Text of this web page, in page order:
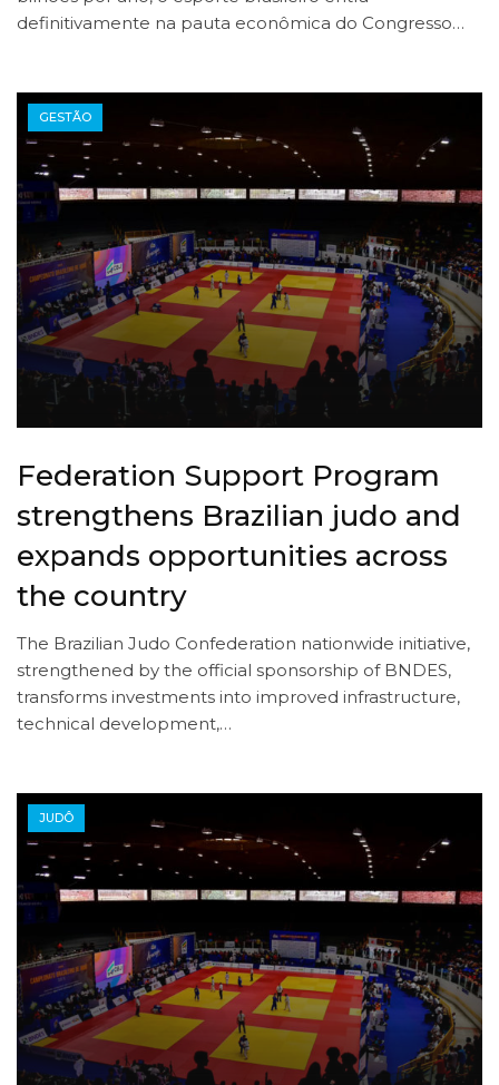
definitivamente na pauta econômica do Congresso…
GESTÃO
Federation Support Program
strengthens Brazilian judo and
expands opportunities across
the country
The Brazilian Judo Confederation nationwide initiative,
strengthened by the official sponsorship of BNDES,
transforms investments into improved infrastructure,
technical development,…
JUDÔ